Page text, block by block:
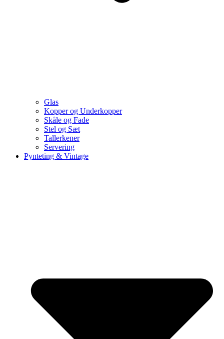
Glas
Kopper og Underkopper
Skåle og Fade
Stel og Sæt
Tallerkener
Servering
Pynteting & Vintage